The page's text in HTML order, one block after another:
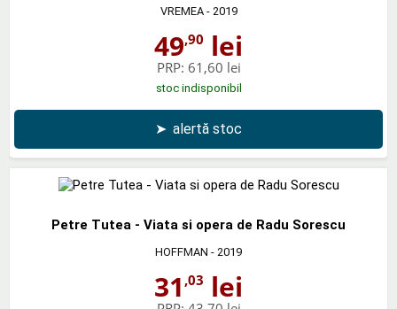
VREMEA- 2019
49,90 lei
PRP: 61,60 lei
stoc indisponibil
➤ alertă stoc
Petre Tutea - Viata si opera de Radu Sorescu
HOFFMAN - 2019
31 ,03 lei